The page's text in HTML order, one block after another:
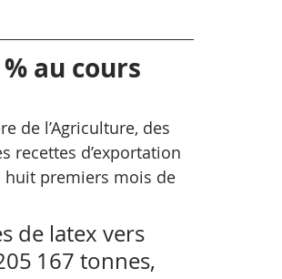
au cours
de l’Agriculture, des
recettes d’exportation
huit premiers mois de
de latex vers
167 tonnes,